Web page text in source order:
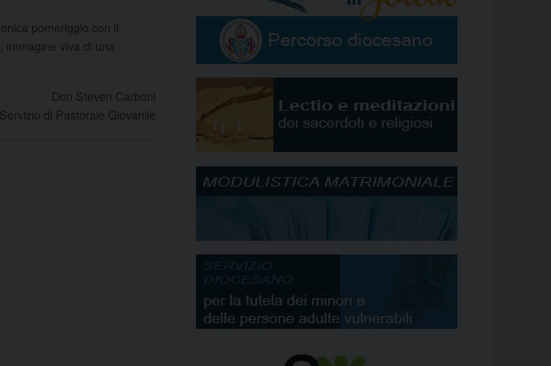
pomeriggio con il
immagine viva di una
Don Steven Carboni
di Pastorale Giovanile